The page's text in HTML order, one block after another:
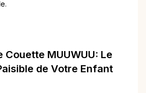
Couette MUUWUU: Le
de Votre Enfant